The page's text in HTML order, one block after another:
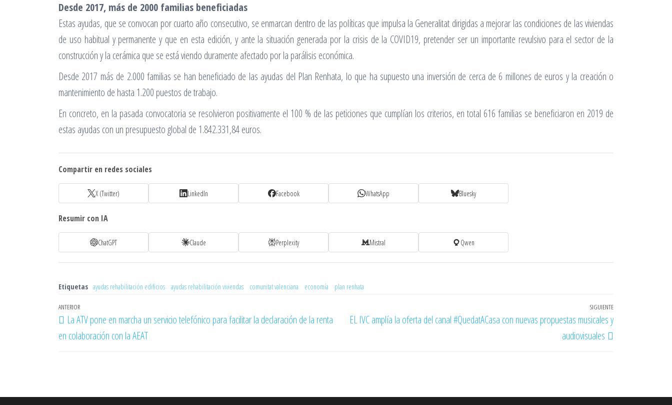
Desde 2017, más de 2000 familias beneficiadas
Estas ayudas, que se convocan por cuarto año consecutivo, se enmarcan dentro de las políticas que impulsa la Generalitat dirigidas a mejorar las condiciones de las viviendas
de uso habitual y permanente y que en esta edición, y ante la situación generada por la crisis de la COVID19, pretender ser un importante revulsivo para el sector de la
construcción y la cerámica que se está viendo duramente afectado por la parálisis económica.
Desde 2017 más de 2.000 familias se han beneficiado de las ayudas del Plan Renhata, lo que ha supuesto una inversión de cerca de 6 millones de euros y la creación o
mantenimiento de hasta 1.200 puestos de trabajo.
En concreto, en la pasada convocatoria se resolvieron positivamente el 100 % de las peticiones que cumplían los criterios, en total 616 familias se beneficiaron en 2019 de
estas ayudas con un presupuesto global de 1.842.331,84 euros.
Compartir en redes sociales
X (Twitter) LinkedIn Facebook WhatsApp Bluesky
Resumir con IA
ChatGPT Claude Perplexity Mistral Qwen
Etiquetas ayudas rehabilitación edificios ayudas rehabilitación viviendas comunitat valenciana economía plan renhata
Navegación
de
entradas
Entrada
anterior
ANTERIOR
La ATV pone en marcha un servicio telefónico para facilitar la declaración de la renta
en colaboración con la AEAT
Entrada
SIGUIENTE
EL IVC amplía la oferta del canal #QuedatACasa con nuevas propuestas musicales y
audiovisuales